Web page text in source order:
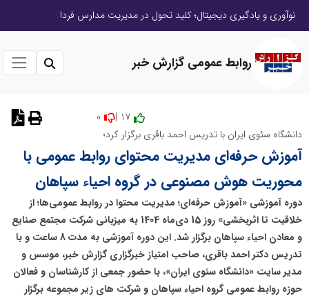
نوآوری و یادگیری دیجیتال؛ کلید تحول در مدیریت مدارس فردا
روابط عمومی گزارش خبر
دانشگاه سئوی ایران با تدریس احمد باقری برگزار کرد؛
آموزش حرفه‌ای مدیریت محتوای روابط عمومی با
محوریت هوش مصنوعی در گروه احیاء سپاهان
دوره آموزشی «آموزش حرفه‌ای؛ مدیریت محتوا در روابط عمومی‌ها؛ از
خلاقیت تا اثربخشی» روز 15 دی‌ماه 1404 به میزبانی شرکت مجتمع صنایع
و معادن احیاء سپاهان برگزار شد. این دوره آموزشی به مدت 8 ساعت و با
تدریس دکتر احمد باقری، صاحب امتیاز خبرگزاری گزارش خبر، موسس و
مدیر سایت «دانشگاه سئوی ایران»، با حضور جمعی از کارشناسان و فعالان
حوزه روابط عمومی گروه احیاء سپاهان و شرکت های زیر مجموعه برگزار